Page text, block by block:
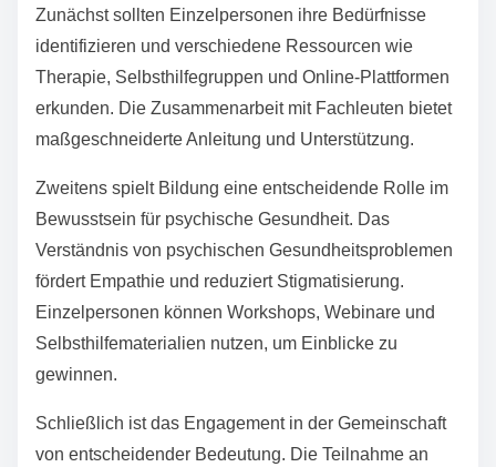
Zunächst sollten Einzelpersonen ihre Bedürfnisse
identifizieren und verschiedene Ressourcen wie
Therapie, Selbsthilfegruppen und Online-Plattformen
erkunden. Die Zusammenarbeit mit Fachleuten bietet
maßgeschneiderte Anleitung und Unterstützung.
Zweitens spielt Bildung eine entscheidende Rolle im
Bewusstsein für psychische Gesundheit. Das
Verständnis von psychischen Gesundheitsproblemen
fördert Empathie und reduziert Stigmatisierung.
Einzelpersonen können Workshops, Webinare und
Selbsthilfematerialien nutzen, um Einblicke zu
gewinnen.
Schließlich ist das Engagement in der Gemeinschaft
von entscheidender Bedeutung. Die Teilnahme an